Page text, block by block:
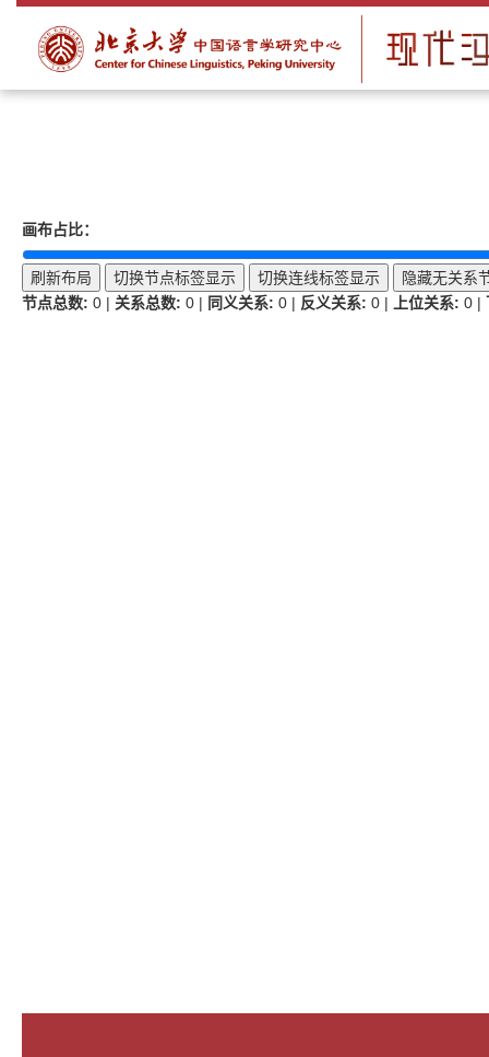
画布占比：
刷新布局 切换节点标签显示 切换连线标签显示
隐藏无关系
节点总数: 0 | 关系总数: 0 | 同义关系: 0 | 反义关系: 0 | 上位关系: 0 |